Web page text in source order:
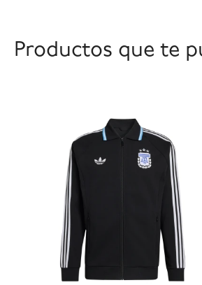
Productos que te